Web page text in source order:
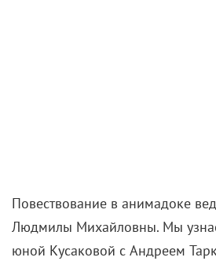
Повествование в анимадоке
Людмилы Михайловны. Мы
юной Кусаковой с Андреем